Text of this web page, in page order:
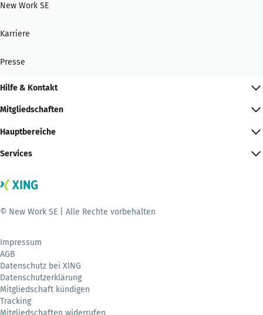
New Work SE
Karriere
Presse
Hilfe & Kontakt
Mitgliedschaften
Hauptbereiche
Services
© New Work SE | Alle Rechte vorbehalten
Impressum
AGB
Datenschutz bei XING
Datenschutzerklärung
Mitgliedschaft kündigen
Tracking
Mitgliedschaften widerrufen